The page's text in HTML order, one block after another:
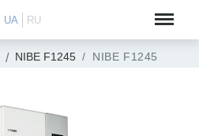
UA RU
NIBE F1245 NIBE F1245 R 6